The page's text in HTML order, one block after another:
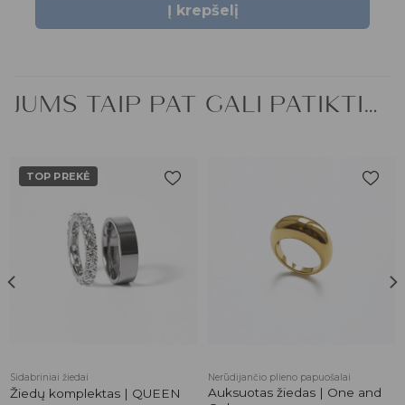
Į krepšelį
JUMS TAIP PAT GALI PATIKTI…
TOP PREKĖ
Sidabriniai žiedai
Žiedų komplektas | QUEEN
Nerūdijančio plieno papuošalai
Auksuotas žiedas | One and